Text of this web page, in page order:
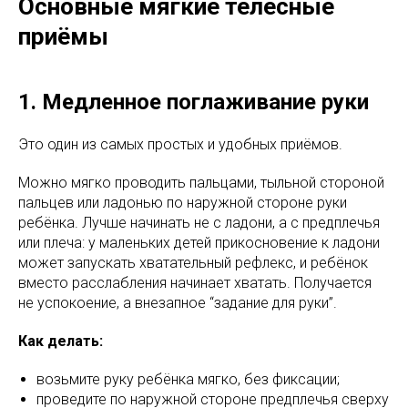
Основные мягкие телесные
приёмы
1. Медленное поглаживание руки
Это один из самых простых и удобных приёмов.
Можно мягко проводить пальцами, тыльной стороной
пальцев или ладонью по наружной стороне руки
ребёнка. Лучше начинать не с ладони, а с предплечья
или плеча: у маленьких детей прикосновение к ладони
может запускать хватательный рефлекс, и ребёнок
вместо расслабления начинает хватать. Получается
не успокоение, а внезапное “задание для руки”.
Как делать:
возьмите руку ребёнка мягко, без фиксации;
проведите по наружной стороне предплечья сверху